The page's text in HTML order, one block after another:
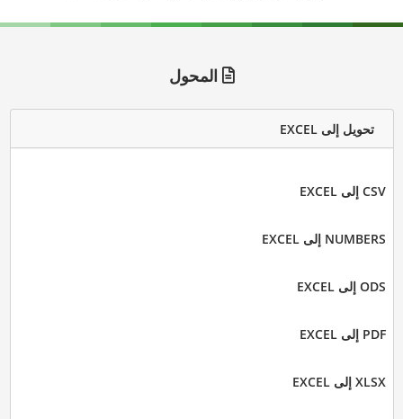
المحول
تحويل إلى EXCEL
CSV إلى EXCEL
NUMBERS إلى EXCEL
ODS إلى EXCEL
PDF إلى EXCEL
XLSX إلى EXCEL